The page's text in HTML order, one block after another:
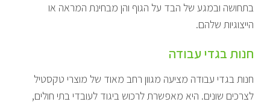
בתחושה ובמגע של הבד על הגוף והן מבחינת המראה או
הייצוגיות שלהם.
חנות בגדי עבודה
חנות בגדי עבודה מציעה מגוון רחב מאוד של מוצרי טקסטיל
לצרכים שונים. היא מאפשרת לרכוש ביגוד לעובדי בתי חולים,